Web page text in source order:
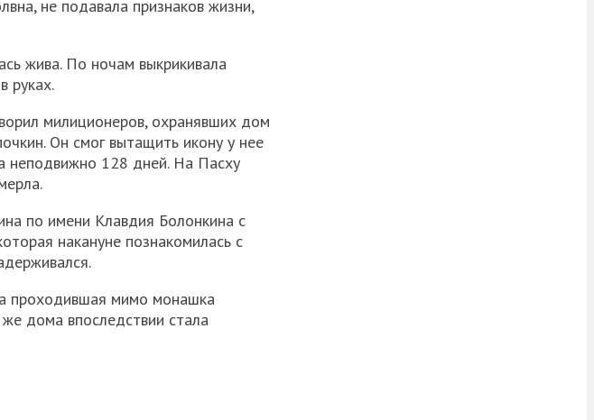
не подавала признаков жизни,
жива. По ночам выкрикивала
руках.
милиционеров, охранявших дом
Он смог вытащить икону у нее
неподвижно 128 дней. На Пасху
по имени Клавдия Болонкина с
накануне познакомилась с
проходившая мимо монашка
дома впоследствии стала